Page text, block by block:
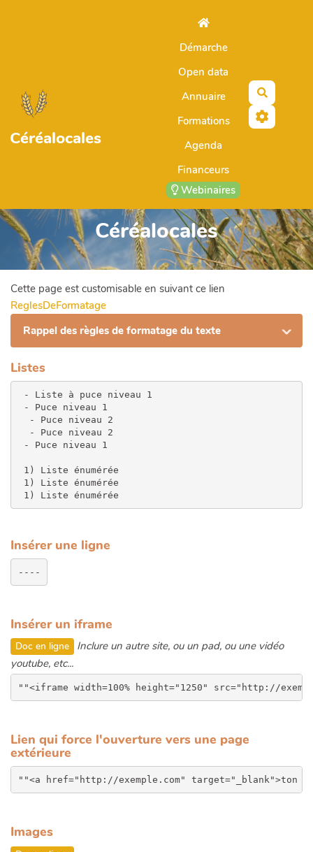
Céréalocales
Démarche
Open data
Annuaire
Formations
Agenda
Financeurs
Webinaires
Céréalocales
Cette page est customisable en suivant ce lien
ReglesDeFormatage
Rappel des règles de formatage du texte
Listes
- Liste à puce niveau 1
- Puce niveau 1
  - Puce niveau 2
  - Puce niveau 2
- Puce niveau 1
1) Liste énumérée
1) Liste énumérée
1) Liste énumérée
Insérer une ligne
Insérer un iframe
Doc en ligne
Inclure un autre site, ou un pad, ou une vidéo
youtube, etc...
Lien qui force l'ouverture vers une page
extérieure
Images